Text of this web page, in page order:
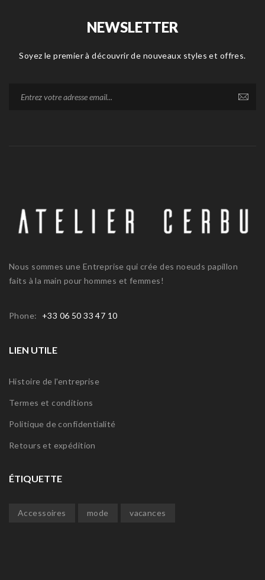
NEWSLETTER
Soyez le premier à découvrir de nouveaux styles et offres.
Nous sommes une Entreprise qui crée des noeuds papillon
faits à la main pour hommes et femmes!
Phone: +33 06 50 33 47 10
LIEN UTILE
Histoire de l'entreprise
Termes et conditions
Politique de confidentialité
Retours et expédition
ÉTIQUETTE
Accessoires mode vacances